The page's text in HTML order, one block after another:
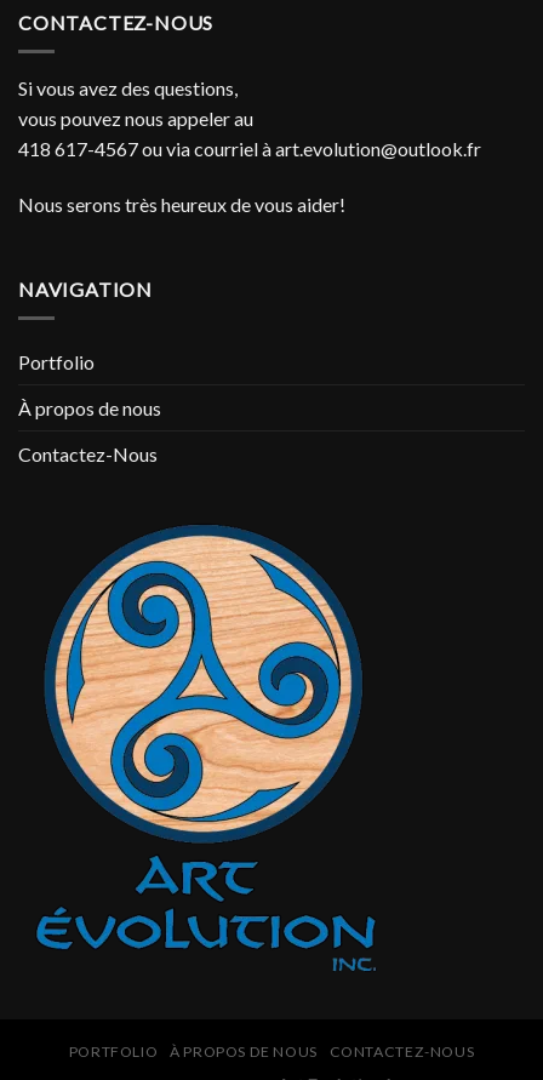
CONTACTEZ-NOUS
Si vous avez des questions,
vous pouvez nous appeler au
418 617-4567 ou via courriel àart.evolution@outlook.fr
Nous serons très heureux de vous aider!
NAVIGATION
Portfolio
À propos de nous
Contactez-Nous
PORTFOLIO À PROPOS DE NOUS CONTACTEZ-NOUS